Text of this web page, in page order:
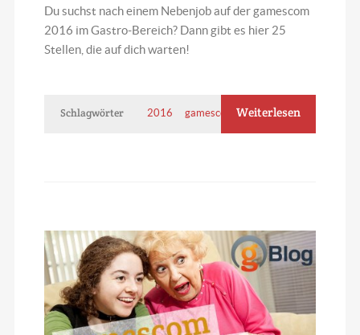
Du suchst nach einem Nebenjob auf der gamescom
2016 im Gastro-Bereich? Dann gibt es hier 25
Stellen, die auf dich warten!
Schlagwörter 2016 gamescom Jobs
Weiterlesen